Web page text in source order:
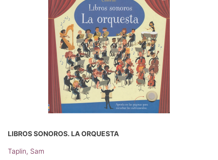
LIBROS SONOROS. LA ORQUESTA
Taplin, Sam